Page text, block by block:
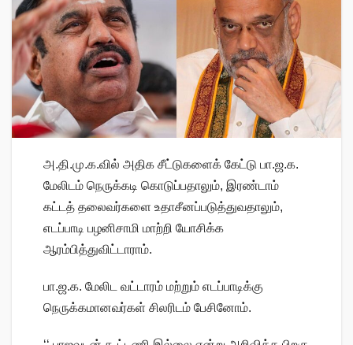
அ.தி.மு.க.வில் அதிக சீட்டுகளைக் கேட்டு பா.ஜ.க.
மேலிடம் நெருக்கடி கொடுப்பதாலும், இரண்டாம்
கட்டத் தலைவர்களை உதாசீனப்படுத்துவதாலும்,
எடப்பாடி பழனிசாமி மாற்றி யோசிக்க
ஆரம்பித்துவிட்டாராம்.
பா.ஜ.க. மேலிட வட்டாரம் மற்றும் எடப்பாடிக்கு
நெருக்கமானவர்கள் சிலரிடம் பேசினோம்.